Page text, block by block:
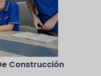
Construcción